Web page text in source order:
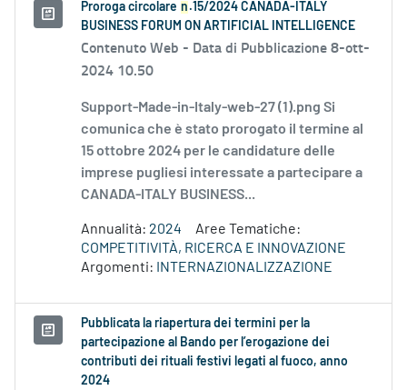
Proroga circolare n .15/2024 CANADA-ITALY
BUSINESS FORUM ON ARTIFICIAL INTELLIGENCE
Contenuto Web - Data di Pubblicazione 8-ott-
2024 10.50
Support-Made-in-Italy-web-27 (1).png Si
comunica che è stato prorogato il termine al
15 ottobre 2024 per le candidature delle
imprese pugliesi interessate a partecipare a
CANADA-ITALY BUSINESS...
Annualità: 2024
Aree Tematiche:
COMPETITIVITÀ, RICERCA E INNOVAZIONE
Argomenti:
INTERNAZIONALIZZAZIONE
Pubblicata la riapertura dei termini per la
partecipazione al Bando per l’erogazione dei
contributi dei rituali festivi legati al fuoco, anno
2024